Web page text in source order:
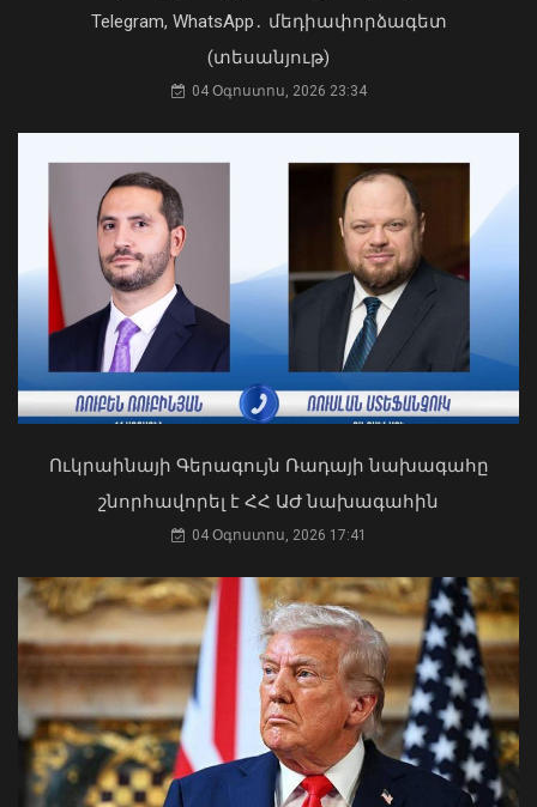
Ավտովթար՝ Երևանում․ 4
տուժածներից 3-ը անչափահասներ են
09 Օգոստոս, 2026 21:53
Ֆլիկը՝ «Բարսելոնա»-ի նորամուտի
խաղերի, Արաուխոյի հեռանալու և
Ռաֆինյայի դերի մասին
09 Օգոստոս, 2026 21:25
կանգնի, եթե հանցանք է գործել, կամ
արտաքին ազդեցության գործակալ
դարձել. աստվածաբան
07 Օգոստոս, 2026 17:03
Դուք 5 տարի ինձնից փախած եք ման
եկել. Կոնջորյանը՝ «Հայաստան»
04 Օգոստոս, 2026 15:53
Telegram, WhatsApp․ մեդիափորձագետ
(տեսանյութ)
04 Օգոստոս, 2026 23:34
Ուկրաինայի Գերագույն Ռադայի նախագահը
շնորհավորել է ՀՀ ԱԺ նախագահին
04 Օգոստոս, 2026 17:41